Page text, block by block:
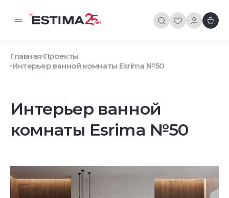
Главная Проекты
Интерьер ванной комнаты Esrima №50
Интерьер ванной
комнаты Esrima №50